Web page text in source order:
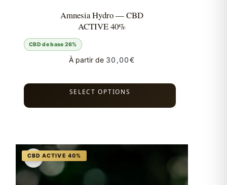
Amnesia Hydro — CBD
ACTIVE 40%
CBD de base 26%
À partir de 30,00€
SELECT OPTIONS
♡